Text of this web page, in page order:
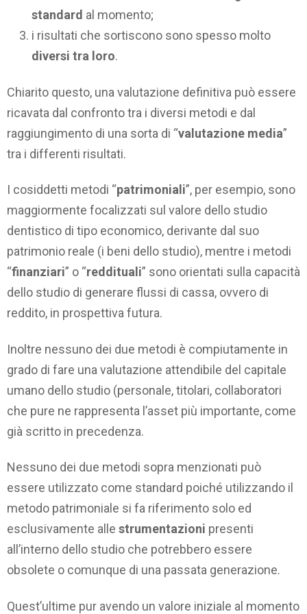
standard al momento;
i risultati che sortiscono sono spesso molto
diversi tra loro.
Chiarito questo, una valutazione definitiva può essere
ricavata dal confronto tra i diversi metodi e dal
raggiungimento di una sorta di “valutazione media”
tra i differenti risultati.
I cosiddetti metodi “patrimoniali”, per esempio, sono
maggiormente focalizzati sul valore dello studio
dentistico di tipo economico, derivante dal suo
patrimonio reale (i beni dello studio), mentre i metodi
“finanziari” o “reddituali” sono orientati sulla capacità
dello studio di generare flussi di cassa, ovvero di
reddito, in prospettiva futura.
Inoltre nessuno dei due metodi è compiutamente in
grado di fare una valutazione attendibile del capitale
umano dello studio (personale, titolari, collaboratori
che pure ne rappresenta l’asset più importante, come
già scritto in precedenza.
Nessuno dei due metodi sopra menzionati può
essere utilizzato come standard poiché utilizzando il
metodo patrimoniale si fa riferimento solo ed
esclusivamente alle strumentazioni presenti
all’interno dello studio che potrebbero essere
obsolete o comunque di una passata generazione.
Quest’ultime pur avendo un valore iniziale al momento